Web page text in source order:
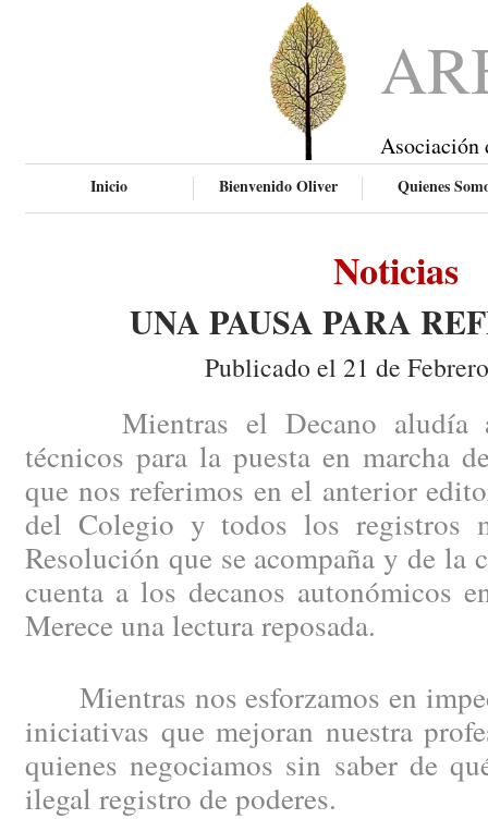
Asociación
Inicio Bienvenido Oliver Quienes
Noticias
UNA PAUSA PARA
Publicado el 21 de
Mientras el Decano aludía a
técnicos para la puesta en marcha
que nos referimos en el anterior
del Colegio y todos los registros
Resolución que se acompaña y de la
cuenta a los decanos autonómicos
Merece una lectura reposada.
Mientras nos esforzamos en
iniciativas que mejoran nuestra
quienes negociamos sin saber de
ilegal registro de poderes.